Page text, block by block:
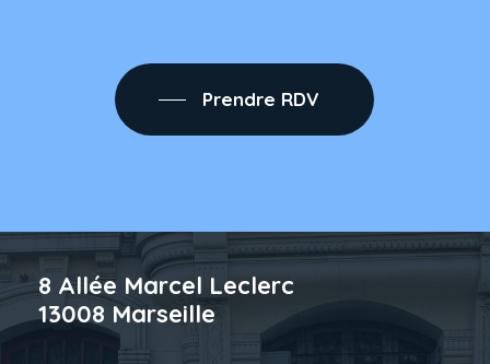
Prendre RDV
8 Allée Marcel Leclerc
13008 Marseille